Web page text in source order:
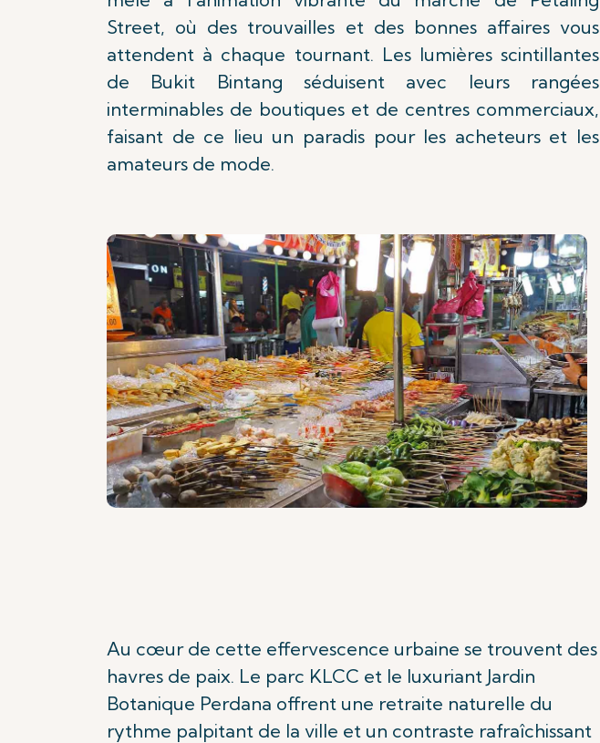
Street, où des trouvailles et des bonnes affaires vous
attendent à chaque tournant. Les lumières scintillantes
de Bukit Bintang séduisent avec leurs rangées
interminables de boutiques et de centres commerciaux,
faisant de ce lieu un paradis pour les acheteurs et les
amateurs de mode.
Au cœur de cette effervescence urbaine se trouvent des
havres de paix. Le parc KLCC et le luxuriant Jardin
Botanique Perdana offrent une retraite naturelle du
rythme palpitant de la ville et un contraste rafraîchissant